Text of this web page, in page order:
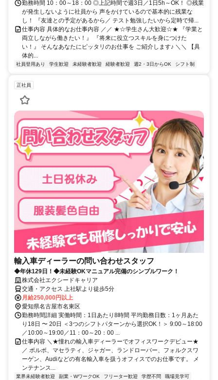
勤務時間 10：00～18：00 ◎上記時間で週3日／1日5h～OK！ ◎残業
が発生しないように社員から 声をかけているので基本的に残業な
し！ 『友達との予定があるから／ テスト勉強したいから定時で帰...
仕事内容 具体的なお仕事内容 ／／ ★☆学生さん大歓迎☆★ 『学業と
両立しながら働きたい！』 『将来に役立つスキルを身につけた
い！』 そんなあなたにピッタリのお仕事を ご紹介します♪ ＼＼ 【具
体的...
社員登用あり 学生歓迎 未経験者歓迎 経験者歓迎 週2・3日からOK シフト制
正社員
輸入車ディーラーの問い合わせスタッフ
◆年休129日！◆未経験OKマニュアル完備のシンプルワーク！
株式会社エクシードキャリア
交通・アクセス 上社駅より徒歩5分
月給250,000円以上
愛知県名古屋市名東区
勤務時間詳細 実働時間：1日あたり8時間 平均勤務日数：1ヶ月あた
り18日 〜 20日 ＜3つのシフトパターンから選択OK！＞ 9:00～18:00
／10:00～19:00／11：00～20：00 ...
仕事内容 ＼★憧れの輸入車ディーラーでオフィスワークデビュー★
／ ボルボ、マセラティ、ジャガー、ランドローバー、フォルクスワ
ーゲン、Audiなどの有名輸入車を扱うオフィスでのお仕事です。 メ
ンテナンス...
業界未経験者歓迎 副業・WワークOK フリーター歓迎 学歴不問
職場見学可